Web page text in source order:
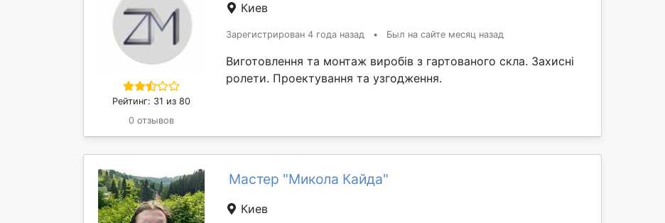
Рейтинг: 31 из 80
0 отзывов
Киев
Зарегистрирован 4 года назад • Был на сайте месяц назад
Виготовлення та монтаж виробів з гартованого скла. Захисні
ролети. Проектування та узгодження.
Мастер "Микола Кайда"
Киев